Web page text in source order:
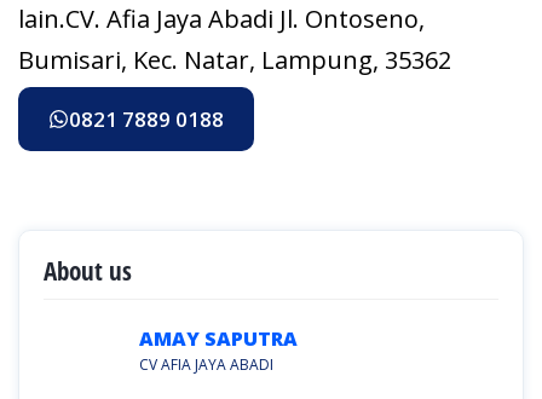
lain.CV. Afia Jaya Abadi Jl. Ontoseno,
Bumisari, Kec. Natar, Lampung, 35362
0821 7889 0188
About us
AMAY SAPUTRA
CV AFIA JAYA ABADI